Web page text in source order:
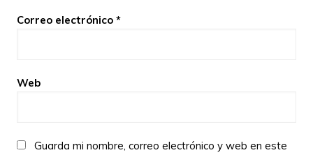
Correo electrónico *
Web
Guarda mi nombre, correo electrónico y web en este